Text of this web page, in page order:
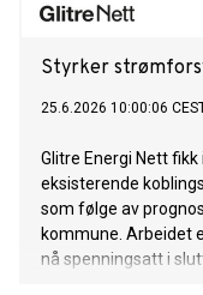
Styrker
25.6.2026 10:00:06
Glitre Energi Nett
eksisterende
som følge av
kommune. Arbeidet
nå spenningsatt i